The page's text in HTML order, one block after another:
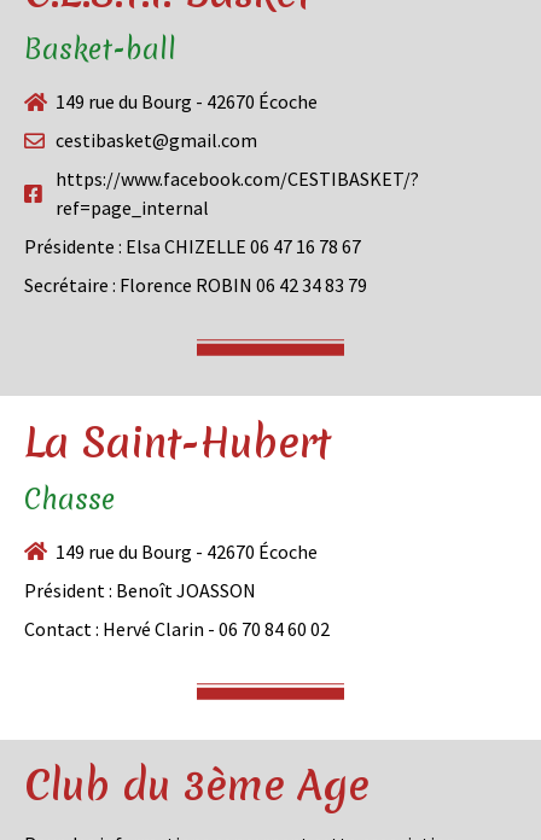
Basket-ball
149 rue du Bourg - 42670 Écoche
cestibasket@gmail.com
https://www.facebook.com/CESTIBASKET/?
ref=page_internal
Présidente : Elsa CHIZELLE 06 47 16 78 67
Secrétaire : Florence ROBIN 06 42 34 83 79
La Saint-Hubert
Chasse
149 rue du Bourg - 42670 Écoche
Président : Benoît JOASSON
Contact : Hervé Clarin - 06 70 84 60 02
Club du 3ème Age